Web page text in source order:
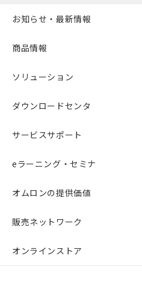
お知らせ・最新情報
商品情報
ソリューション
ダウンロードセンタ
サービスサポート
eラーニング・セミナ
オムロンの提供価値
販売ネットワーク
オンラインストア